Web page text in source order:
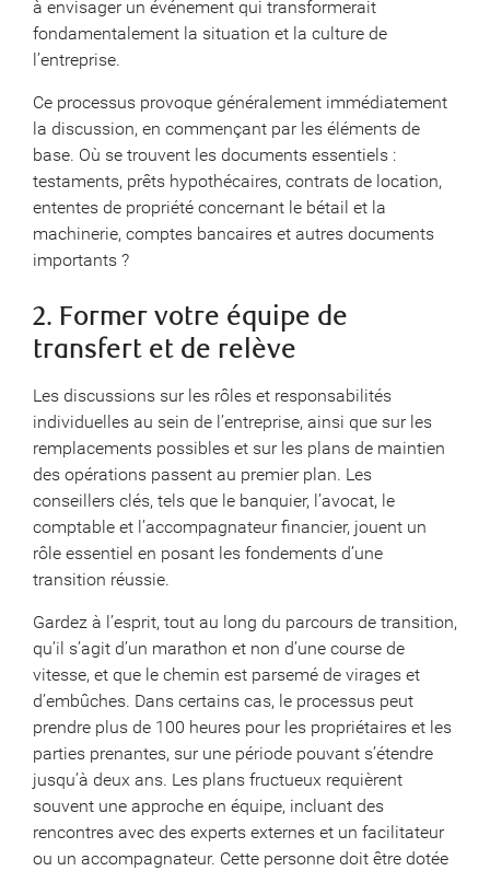
à envisager un événement qui transformerait
fondamentalement la situation et la culture de
l’entreprise.
Ce processus provoque généralement immédiatement
la discussion, en commençant par les éléments de
base. Où se trouvent les documents essentiels :
testaments, prêts hypothécaires, contrats de location,
ententes de propriété concernant le bétail et la
machinerie, comptes bancaires et autres documents
importants ?
2. Former votre équipe de
transfert et de relève
Les discussions sur les rôles et responsabilités
individuelles au sein de l’entreprise, ainsi que sur les
remplacements possibles et sur les plans de maintien
des opérations passent au premier plan. Les
conseillers clés, tels que le banquier, l’avocat, le
comptable et l’accompagnateur financier, jouent un
rôle essentiel en posant les fondements d’une
transition réussie.
Gardez à l’esprit, tout au long du parcours de transition,
qu’il s’agit d’un marathon et non d’une course de
vitesse, et que le chemin est parsemé de virages et
d’embûches. Dans certains cas, le processus peut
prendre plus de 100 heures pour les propriétaires et les
parties prenantes, sur une période pouvant s’étendre
jusqu’à deux ans. Les plans fructueux requièrent
souvent une approche en équipe, incluant des
rencontres avec des experts externes et un facilitateur
ou un accompagnateur. Cette personne doit être dotée